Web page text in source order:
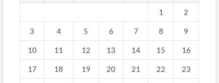
1 2
3 4 5 6 7 8 9
10 11 12 13 14 15 16
17 18 19 20 21 22 23